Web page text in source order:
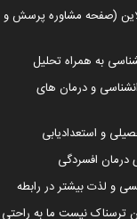
(صفحه مشاوره پرسش و
به همراه تحلیل
و درمان های
و استعدادیابی
درمان افسردگی
و لذت بیشتر در رابطه
ترسناک نیست ما به راحتی